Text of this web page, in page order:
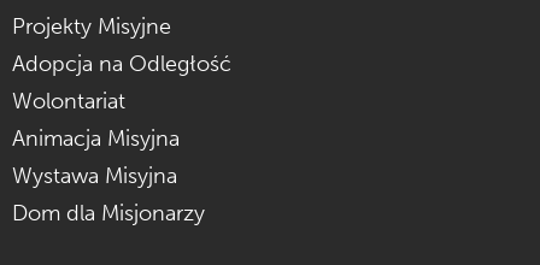
Projekty Misyjne
Adopcja na Odległość
Wolontariat
Animacja Misyjna
Wystawa Misyjna
Dom dla Misjonarzy